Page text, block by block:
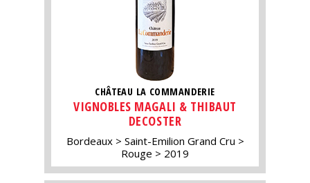
CHÂTEAU LA COMMANDERIE
VIGNOBLES MAGALI & THIBAUT
DECOSTER
Bordeaux
Saint-Emilion Grand Cru
Rouge
2019